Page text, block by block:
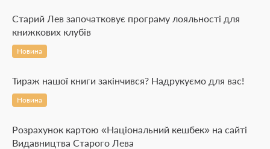
Старий Лев започатковує програму лояльності для
книжкових клубів
Новина
Тираж нашої книги закінчився? Надрукуємо для вас!
Новина
Розрахунок картою «Національний кешбек» на сайті
Видавництва Старого Лева